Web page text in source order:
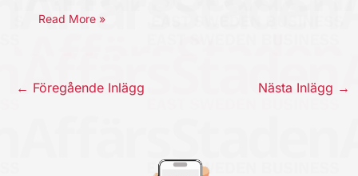
Read More »
← Föregående Inlägg Nästa Inlägg →